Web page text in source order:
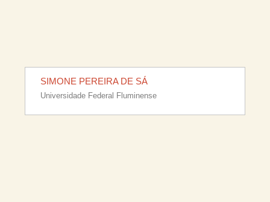
SIMONE PEREIRA DE SÁ
Universidade Federal Fluminense